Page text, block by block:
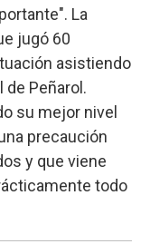
La
jugó 60
asistiendo
de Peñarol.
su mejor nivel
precaución
y que viene
todo